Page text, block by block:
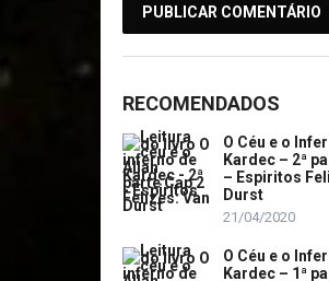
RECOMENDADOS
O Céu e o
Kardec – 2ª
– Espiritos
Durst
21/04/2020
O Céu e o
Kardec – 1ª